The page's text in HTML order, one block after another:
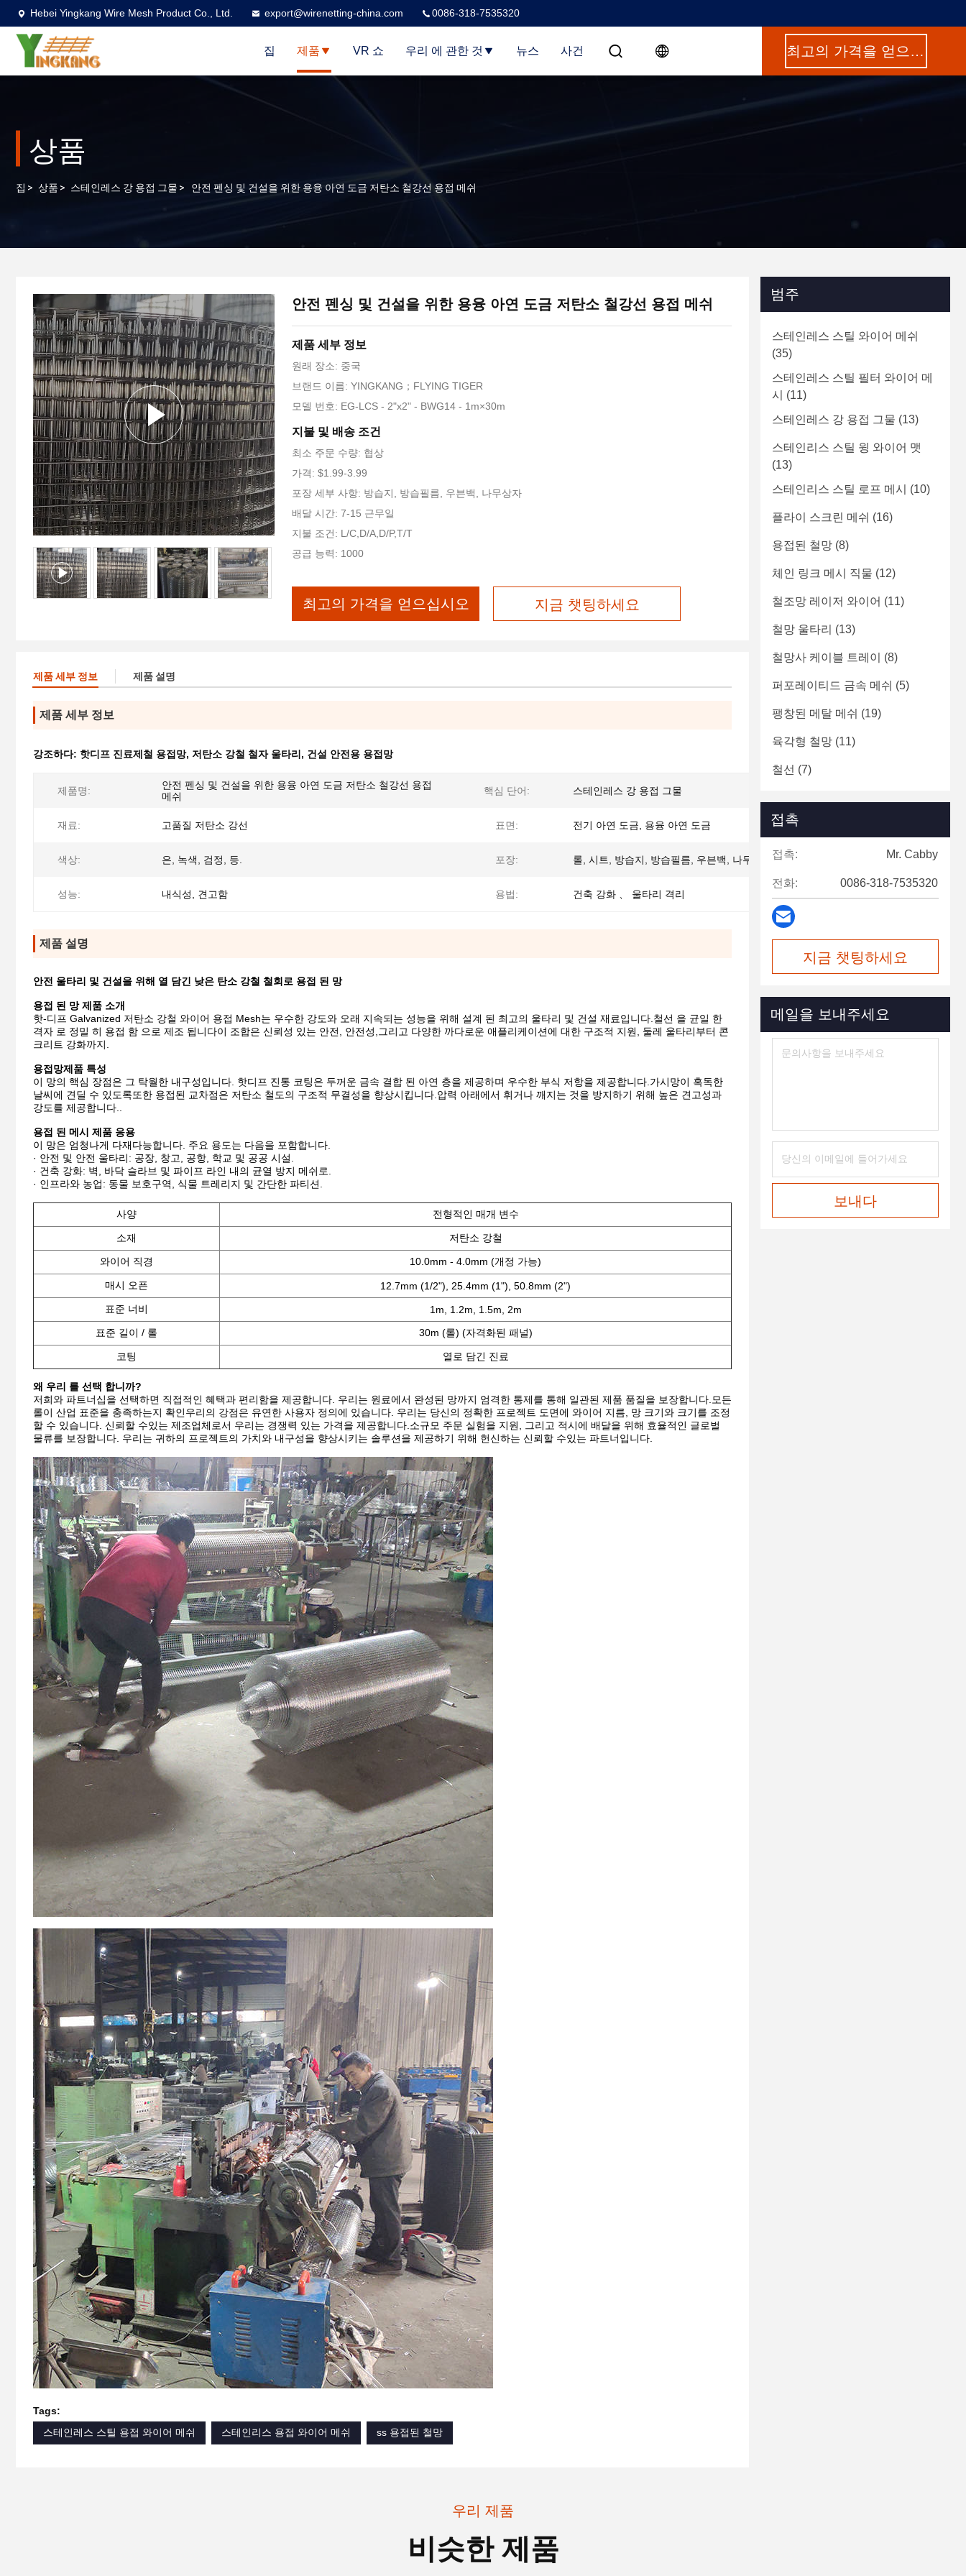
Hebei Yingkang Wire Mesh Product Co., Ltd. export@wirenetting-china.com 0086-318-7535320
집 제품 VR 쇼 우리 에 관한 것 뉴스 사건 최고의 가격을 얻으십시오
상품
집 > 상품 > 스테인레스 강 용접 그물 > 안전 펜싱 및 건설을 위한 용융 아연 도금 저탄소 철강선 용접 메쉬
안전 펜싱 및 건설을 위한 용융 아연 도금 저탄소 철강선 용접 메쉬
제품 세부 정보
원래 장소: 중국
브랜드 이름: YINGKANG；FLYING TIGER
모델 번호: EG-LCS - 2"x2" - BWG14 - 1m×30m
지불 및 배송 조건
최소 주문 수량: 협상
가격: $1.99-3.99
포장 세부 사항: 방습지, 방습필름, 우븐백, 나무상자
배달 시간: 7-15 근무일
지불 조건: L/C,D/A,D/P,T/T
공급 능력: 1000
최고의 가격을 얻으십시오 지금 챗팅하세요
제품 세부 정보 제품 설명
제품 세부 정보
강조하다: 핫디프 진료제철 용접망, 저탄소 강철 철자 울타리 , 건설 안전용 용접망
제품명:
안전 펜싱 및 건설을 위한 용융 아연 도금 저탄소 철강선 용접
메쉬
핵심 단어: 스테인레스 강 용접 그물
재료: 고품질 저탄소 강선 표면: 전기 아연 도금, 용융 아연 도금
색상: 은, 녹색, 검정, 등. 포장: 롤, 시트, 방습지, 방습필름, 우븐백, 나무상자
성능: 내식성, 견고함 용법: 건축 강화 、 울타리 격리
제품 설명
안전 울타리 및 건설을 위해 열 담긴 낮은 탄소 강철 철회로 용접 된 망
용접 된 망 제품 소개
핫-디프 Galvanized 저탄소 강철 와이어 용접 Mesh는 우수한 강도와 오래 지속되는 성능을 위해 설계 된 최고의 울타리 및 건설 재료입니다.철선 을 균일 한
격자 로 정밀 히 용접 함 으로 제조 됩니다이 조합은 신뢰성 있는 안전, 안전성,그리고 다양한 까다로운 애플리케이션에 대한 구조적 지원, 둘레 울타리부터 콘
크리트 강화까지.
용접망제품 특성
이 망의 핵심 장점은 그 탁월한 내구성입니다. 핫디프 진통 코팅은 두꺼운 금속 결합 된 아연 층을 제공하며 우수한 부식 저항을 제공합니다.가시망이 혹독한
날씨에 견딜 수 있도록또한 용접된 교차점은 저탄소 철도의 구조적 무결성을 향상시킵니다.압력 아래에서 휘거나 깨지는 것을 방지하기 위해 높은 견고성과
강도를 제공합니다..
용접 된 메시 제품 응용
이 망은 엄청나게 다재다능합니다. 주요 용도는 다음을 포함합니다.
· 안전 및 안전 울타리: 공장, 창고, 공항, 학교 및 공공 시설.
· 건축 강화: 벽, 바닥 슬라브 및 파이프 라인 내의 균열 방지 메쉬로.
· 인프라와 농업: 동물 보호구역, 식물 트레리지 및 간단한 파티션.
사양 전형적인 매개 변수
소재 저탄소 강철
와이어 직경 10.0mm - 4.0mm (개정 가능)
매시 오픈
12.7mm (1/2"), 25.4mm (1"), 50.8mm (2")
표준 너비
1m, 1.2m, 1.5m, 2m
표준 길이 / 롤
30m (롤) (자격화된 패널)
코팅 열로 담긴 진료
왜 우리 를 선택 합니까?
저희와 파트너십을 선택하면 직접적인 혜택과 편리함을 제공합니다. 우리는 원료에서 완성된 망까지 엄격한 통제를 통해 일관된 제품 품질을 보장합니다.모든
롤이 산업 표준을 충족하는지 확인우리의 강점은 유연한 사용자 정의에 있습니다. 우리는 당신의 정확한 프로젝트 도면에 와이어 지름, 망 크기와 크기를 조정
할 수 있습니다. 신뢰할 수있는 제조업체로서 우리는 경쟁력 있는 가격을 제공합니다.소규모 주문 실험을 지원, 그리고 적시에 배달을 위해 효율적인 글로벌
물류를 보장합니다. 우리는 귀하의 프로젝트의 가치와 내구성을 향상시키는 솔루션을 제공하기 위해 헌신하는 신뢰할 수있는 파트너입니다.
Tags:
스테인레스 스틸 용접 와이어 메쉬
스테인리스 용접 와이어 메쉬 ss 용접된 철망
범주
스테인레스 스틸 와이어 메쉬
(35)
스테인레스 스틸 필터 와이어 메
시
(11)
스테인레스 강 용접 그물 (13)
스테인리스 스틸 윙 와이어 맷
(13)
스테인리스 스틸 로프 메시
(10)
플라이 스크린 메쉬 (16)
용접된 철망 (8)
체인 링크 메시 직물 (12)
철조망 레이저 와이어 (11)
철망 울타리 (13)
철망사 케이블 트레이 (8)
퍼포레이티드 금속 메쉬 (5)
팽창된 메탈 메쉬 (19)
육각형 철망 (11)
철선 (7)
접촉
접촉: Mr. Cabby
전화: 0086-318-7535320
지금 챗팅하세요
메일을 보내주세요
보내다
우리 제품
비슷한 제품